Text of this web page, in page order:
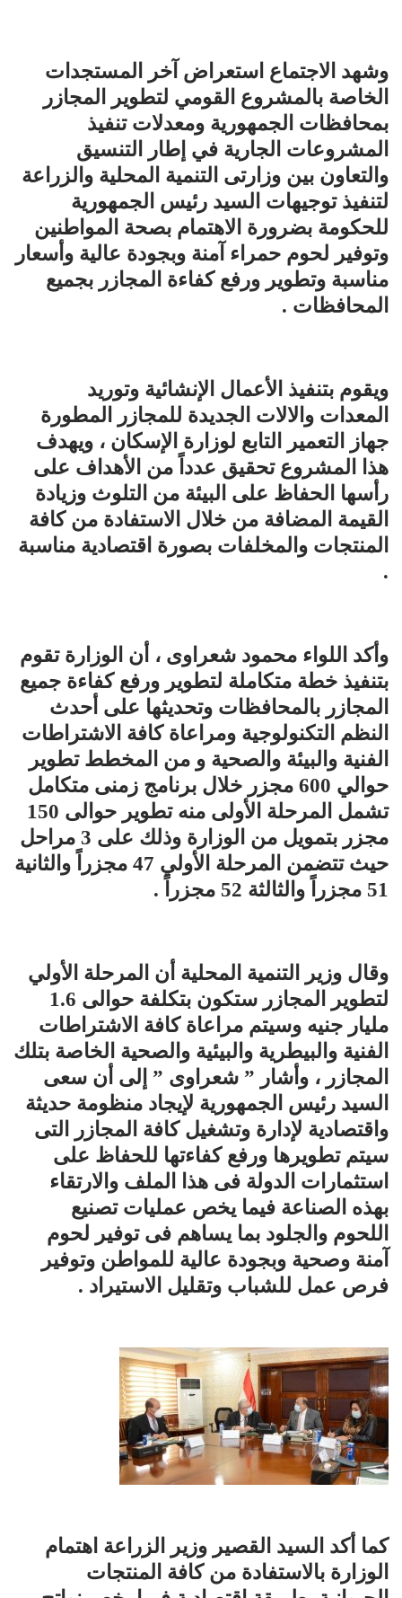
وشهد الاجتماع استعراض آخر المستجدات
الخاصة بالمشروع القومي لتطوير المجازر
بمحافظات الجمهورية ومعدلات تنفيذ
المشروعات الجارية في إطار التنسيق
والتعاون بين وزارتى التنمية المحلية والزراعة
لتنفيذ توجيهات السيد رئيس الجمهورية
للحكومة بضرورة الاهتمام بصحة المواطنين
وتوفير لحوم حمراء آمنة وبجودة عالية وأسعار
مناسبة وتطوير ورفع كفاءة المجازر بجميع
المحافظات .
ويقوم بتنفيذ الأعمال الإنشائية وتوريد
المعدات والالات الجديدة للمجازر المطورة
جهاز التعمير التابع لوزارة الإسكان ، ويهدف
هذا المشروع تحقيق عدداً من الأهداف على
رأسها الحفاظ على البيئة من التلوث وزيادة
القيمة المضافة من خلال الاستفادة من كافة
المنتجات والمخلفات بصورة اقتصادية مناسبة
.
وأكد اللواء محمود شعراوى ، أن الوزارة تقوم
بتنفيذ خطة متكاملة لتطوير ورفع كفاءة جميع
المجازر بالمحافظات وتحديثها على أحدث
النظم التكنولوجية ومراعاة كافة الاشتراطات
الفنية والبيئة والصحية و من المخطط تطوير
حوالي 600 مجزر خلال برنامج زمنى متكامل
تشمل المرحلة الأولى منه تطوير حوالى 150
مجزر بتمويل من الوزارة وذلك على 3 مراحل
حيث تتضمن المرحلة الأولي 47 مجزراً والثانية
51 مجزراً والثالثة 52 مجزراً .
وقال وزير التنمية المحلية أن المرحلة الأولي
لتطوير المجازر ستكون بتكلفة حوالى 1.6
مليار جنيه وسيتم مراعاة كافة الاشتراطات
الفنية والبيطرية والبيئية والصحية الخاصة بتلك
المجازر ، وأشار ” شعراوى ” إلى أن سعى
السيد رئيس الجمهورية لإيجاد منظومة حديثة
واقتصادية لإدارة وتشغيل كافة المجازر التى
سيتم تطويرها ورفع كفاءتها للحفاظ على
استثمارات الدولة فى هذا الملف والارتقاء
بهذه الصناعة فيما يخص عمليات تصنيع
اللحوم والجلود بما يساهم فى توفير لحوم
آمنة وصحية وبجودة عالية للمواطن وتوفير
فرص عمل للشباب وتقليل الاستيراد .
كما أكد السيد القصير وزير الزراعة اهتمام
الوزارة بالاستفادة من كافة المنتجات